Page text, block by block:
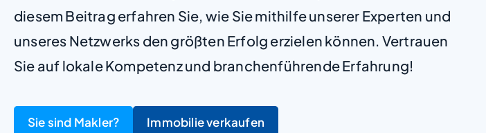
diesem Beitrag erfahren Sie, wie Sie mithilfe unserer Experten und
unseres Netzwerks den größten Erfolg erzielen können. Vertrauen
Sie auf lokale Kompetenz und branchenführende Erfahrung!
Sie sind Makler? Immobilie verkaufen